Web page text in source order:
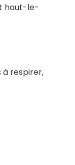
haut-le-
respirer,